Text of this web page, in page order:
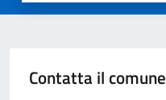
Contatta il comune